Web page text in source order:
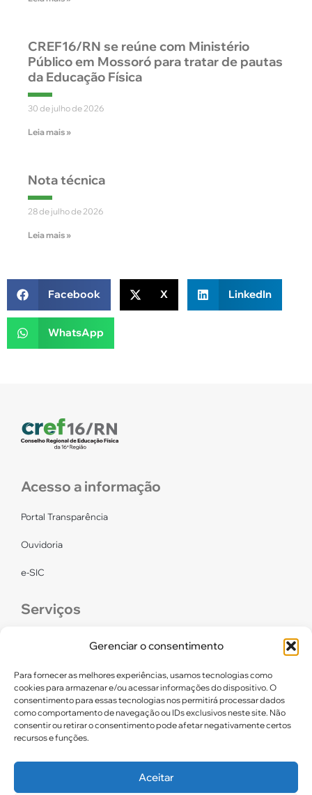
Gerenciar o consentimento
Para fornecer as melhores experiências, usamos tecnologias como
cookies para armazenar e/ou acessar informações do dispositivo. O
consentimento para essas tecnologias nos permitirá processar dados
como comportamento de navegação ou IDs exclusivos neste site. Não
consentir ou retirar o consentimento pode afetar negativamente certos
recursos e funções.
Aceitar
CREF16/RN se reúne com Ministério
Público em Mossoró para tratar de pautas
da Educação Física
30 de julho de 2026
Leia mais »
Nota técnica
28 de julho de 2026
Leia mais »
Facebook X LinkedIn
WhatsApp
Acesso a informação
Portal Transparência
Ouvidoria
e-SIC
Serviços
Links úteis
Certidão de Quitação Eleitoral
Parceiros CREF16